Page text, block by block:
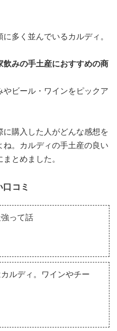
多く並んでいるカルディ。
みの手土産におすすめの商
ビール・ワインをピックア
に購入した人がどんな感想を
。カルディの手土産の良い
とめました。
コミ
って話
ルディ。ワインやチー